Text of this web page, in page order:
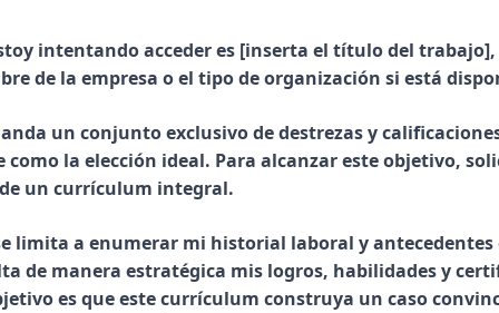
intentando acceder es [inserta el título del trabajo],
de la empresa o el tipo de organización si está
un conjunto exclusivo de destrezas y
la elección ideal. Para alcanzar este objetivo,
un currículum integral.
limita a enumerar mi historial laboral y antecedentes
de manera estratégica mis logros, habilidades y
es que este currículum construya un caso